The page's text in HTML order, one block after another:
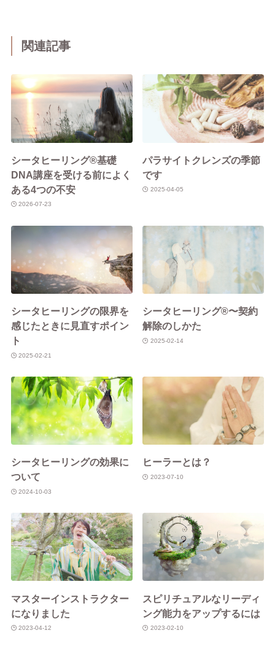
関連記事
シータヒーリング®基礎
DNA講座を受ける前によく
ある4つの不安
2026-07-23
パラサイトクレンズの季節
です
2025-04-05
シータヒーリングの限界を
感じたときに見直すポイン
ト
2025-02-21
シータヒーリング®︎〜契約
解除のしかた
2025-02-14
シータヒーリングの効果に
ついて
2024-10-03
ヒーラーとは？
2023-07-10
マスターインストラクター
になりました
2023-04-12
スピリチュアルなリーディ
ング能力をアップするには
2023-02-10